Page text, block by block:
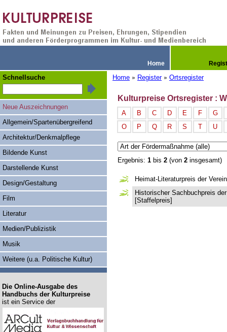
Home
Home » Register » Ortsregister
Kulturpreise Ortsregister :
A B C D E F
G
O
P Q R S T U
Ergebnis: 1 bis 2 (von 2 insgesamt)
Heimat-Literaturpreis der
Historischer Sachbuchpreis
[Staffelpreis]
Schnellsuche
Neue Auszeichnungen
Allgemein/Spartenübergreifend
Architektur/Denkmalpflege
Bildende Kunst
Darstellende Kunst
Design/Gestaltung
Film
Literatur
Medien/Publizistik
Musik
Weitere (u.a. Politische Kultur)
Die Online-Ausgabe des
Handbuchs der Kulturpreise
ist ein Service der